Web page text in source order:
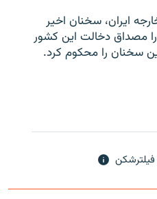
ایران، سخنان اخیر
را مصداق دخالت این کشور
سخنان را محکوم کرد.